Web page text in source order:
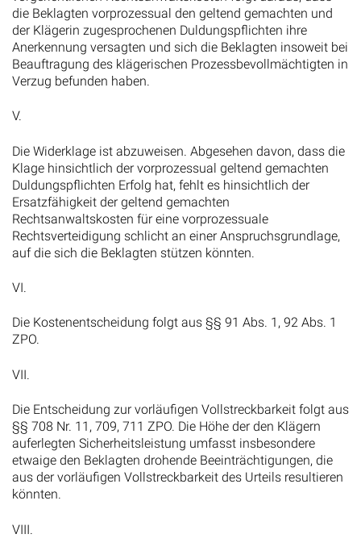
die Beklagten vorprozessual den geltend gemachten und
der Klägerin zugesprochenen Duldungspflichten ihre
Anerkennung versagten und sich die Beklagten insoweit bei
Beauftragung des klägerischen Prozessbevollmächtigten in
Verzug befunden haben.
V.
Die Widerklage ist abzuweisen. Abgesehen davon, dass die
Klage hinsichtlich der vorprozessual geltend gemachten
Duldungspflichten Erfolg hat, fehlt es hinsichtlich der
Ersatzfähigkeit der geltend gemachten
Rechtsanwaltskosten für eine vorprozessuale
Rechtsverteidigung schlicht an einer Anspruchsgrundlage,
auf die sich die Beklagten stützen könnten.
VI.
Die Kostenentscheidung folgt aus §§ 91 Abs. 1, 92 Abs. 1
ZPO.
VII.
Die Entscheidung zur vorläufigen Vollstreckbarkeit folgt aus
§§ 708 Nr. 11, 709, 711 ZPO. Die Höhe der den Klägern
auferlegten Sicherheitsleistung umfasst insbesondere
etwaige den Beklagten drohende Beeinträchtigungen, die
aus der vorläufigen Vollstreckbarkeit des Urteils resultieren
könnten.
VIII.